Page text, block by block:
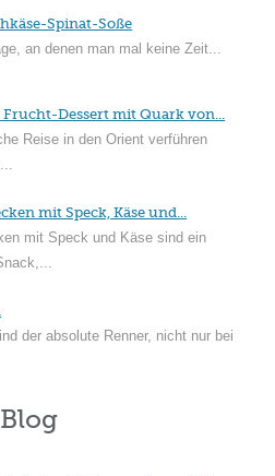
Spinat-Soße
an denen man mal keine Zeit...
Dessert mit Quark von...
Reise in den Orient verführen
mit Speck, Käse und...
mit Speck und Käse sind ein
der absolute Renner, nicht nur bei